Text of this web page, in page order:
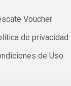
Voucher
de privacidad
de Uso